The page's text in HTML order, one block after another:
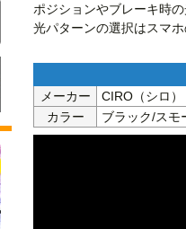
ポジションやブレーキ時
光パターンの選択はスマホ
メーカー
CIRO（シロ）
カラー
ブラック/スモ